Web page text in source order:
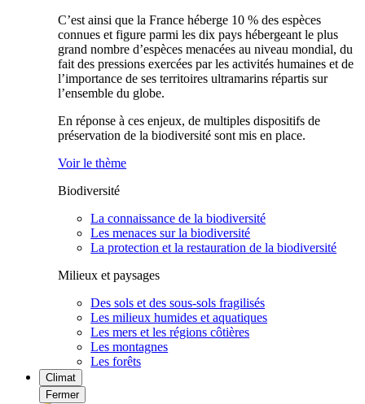
C’est ainsi que la France héberge 10 % des espèces
connues et figure parmi les dix pays hébergeant le plus
grand nombre d’espèces menacées au niveau mondial, du
fait des pressions exercées par les activités humaines et de
l’importance de ses territoires ultramarins répartis sur
l’ensemble du globe.
En réponse à ces enjeux, de multiples dispositifs de
préservation de la biodiversité sont mis en place.
Voir le thème
Biodiversité
La connaissance de la biodiversité
Les menaces sur la biodiversité
La protection et la restauration de la biodiversité
Milieux et paysages
Des sols et des sous-sols fragilisés
Les milieux humides et aquatiques
Les mers et les régions côtières
Les montagnes
Les forêts
Climat
Fermer